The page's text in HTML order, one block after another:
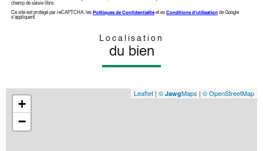
champ de saisie libre.
Ce site est protégé par reCAPTCHA, les Politiques de Confidentialitéet es Conditions d'utilisation de Google
s'appliquent.
Localisation
du bien
+
−
Leaflet | © JawgMaps | © OpenStreetMap